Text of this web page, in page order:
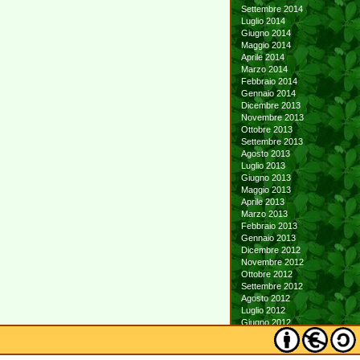
Settembre 2014
Luglio 2014
Giugno 2014
Maggio 2014
Aprile 2014
Marzo 2014
Febbraio 2014
Gennaio 2014
Dicembre 2013
Novembre 2013
Ottobre 2013
Settembre 2013
Agosto 2013
Luglio 2013
Giugno 2013
Maggio 2013
Aprile 2013
Marzo 2013
Febbraio 2013
Gennaio 2013
Dicembre 2012
Novembre 2012
Ottobre 2012
Settembre 2012
Agosto 2012
Luglio 2012
Giugno 2012
Maggio 2012
Aprile 2012